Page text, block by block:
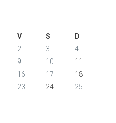
V S
D
2 3
4
9 10
11
16 17
18
23 24
25